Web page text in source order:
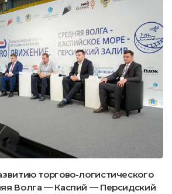
торгово-логистического
Волга — Каспий — Персидский